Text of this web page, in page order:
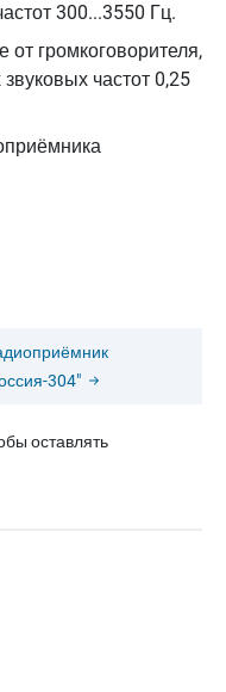
300...3550 Гц.
громкоговорителя,
частот 0,25
304"
оставлять